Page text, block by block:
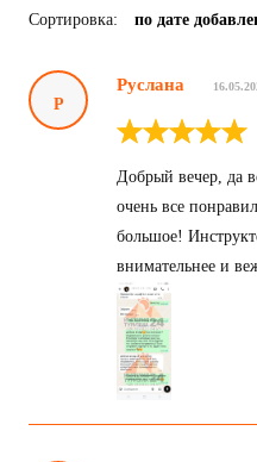
Сортировка: по дате
Р
Руслана
Добрый вечер, да
очень все
большое!
внимательнее и